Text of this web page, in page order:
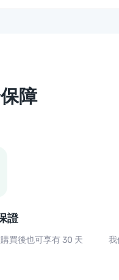
障
證
買後也可享有 30 天
我